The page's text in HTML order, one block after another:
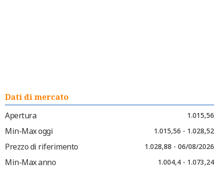
Dati di mercato
Apertura
1.015,56
Min-Max oggi 1.015,56 - 1.028,52
Prezzo di riferimento 1.028,88 - 06/08/2026
Min-Max anno 1.004,4 - 1.073,24